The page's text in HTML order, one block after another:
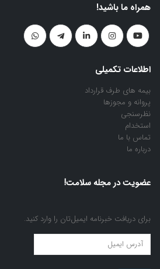
همراه ما باشید!
اطلاعات تکمیلی
بیمه های طرف قرارداد
پروانه و مجوزها
نظرسنجی
استخدام
تماس با ما
درباره ما
عضویت در مجله سلامت!
برای دریافت خبرنامه ایمیل‌تان را وارد کنید.
عضویت
در